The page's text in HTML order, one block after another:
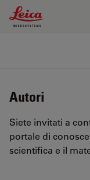
Leica
Autori
Siete invitati a
portale di
scientifica e il